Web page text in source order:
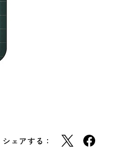
シェアする：